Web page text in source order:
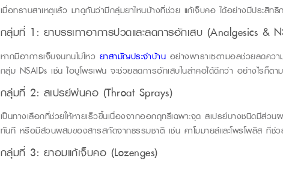
เมื่อทราบสาเหตุแล้ว มาดูกันว่ามีกลุ่มยาไหนบ้างที่ช่วย แก้เจ็บคอ ได้อย่างมีประสิทธิ
กลุ่มที่ 1: ยาบรรเทาอาการปวดและลดการอักเสบ (Analgesics &
หากมีอาการเจ็บจนทนไม่ไหว ยาสามัญประจำบ้าน อย่างพาราเซตามอลช่วยลดคว
กลุ่ม NSAIDs เช่น ไอบูโพรเฟน จะช่วยลดการอักเสบในลำคอได้ดีกว่า อย่างไรก็ต
กลุ่มที่ 2: สเปรย์พ่นคอ (Throat Sprays)
เป็นทางเลือกที่ช่วยให้หายเร็วขึ้นเนื่องจากออกฤทธิ์เฉพาะจุด สเปรย์บางชนิดมีส่วน
ทันที หรือมีส่วนผสมของสารสกัดจากธรรมชาติ เช่น คาโมมายล์และโพรโพลิส ที่ช่ว
กลุ่มที่ 3: ยาอมแก้เจ็บคอ (Lozenges)